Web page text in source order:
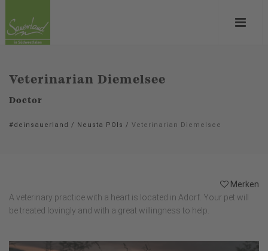
Veterinarian Diemelsee
Doctor
#deinsauerland / Neusta POIs / Veterinarian Diemelsee
Merken
A veterinary practice with a heart is located in Adorf. Your pet will
be treated lovingly and with a great willingness to help.